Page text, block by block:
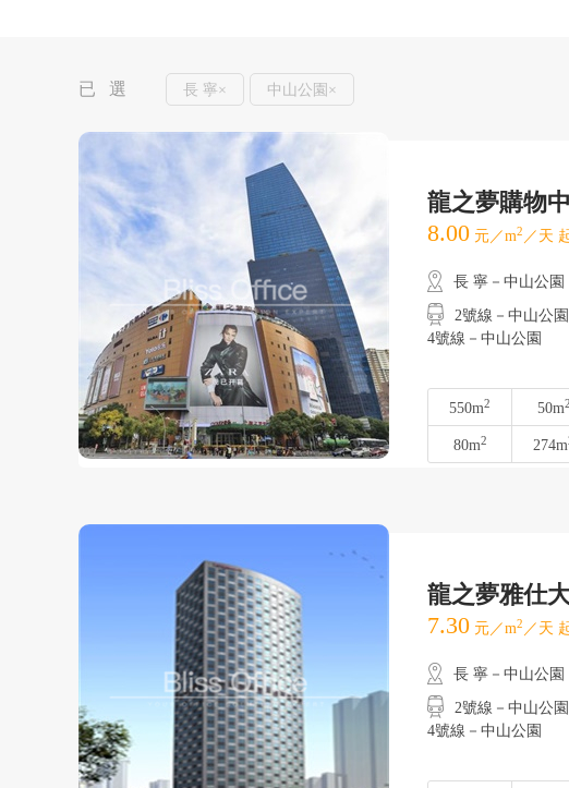
已 選 長 寧× 中山公園×
龍之夢購物
8.00 元／m2 ／天
長 寧－中山公園
2號線－中山公園
4號線－中山公園
550m2 50m2
80m2 274m
龍之夢雅仕
7.30 元／m2 ／天
長 寧－中山公園
2號線－中山公園
4號線－中山公園